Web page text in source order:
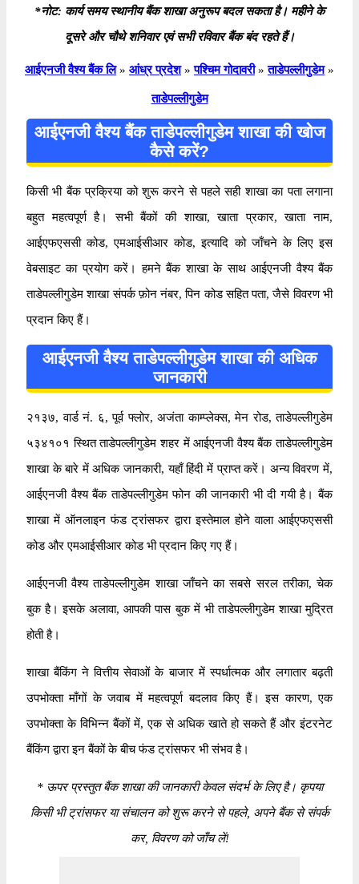
*नोट: कार्य समय स्थानीय बैंक शाखा अनुरूप बदल सकता है। महीने के
दूसरे और चौथे शनिवार एवं सभी रविवार बैंक बंद रहते हैं।
आईएनजी वैश्य बैंक लि » आंध्र प्रदेश » पश्चिम गोदावरी » ताडेपल्लीगुडेम »
ताडेपल्लीगुडेम
आईएनजी वैश्य बैंक ताडेपल्लीगुडेम शाखा की खोज
कैसे करें?
किसी भी बैंक प्रक्रिया को शुरू करने से पहले सही शाखा का पता लगाना
बहुत महत्वपूर्ण है। सभी बैंकों की शाखा, खाता प्रकार, खाता नाम,
आईएफएससी कोड, एमआईसीआर कोड, इत्यादि को जाँचने के लिए इस
वेबसाइट का प्रयोग करें। हमने बैंक शाखा के साथ आईएनजी वैश्य बैंक
ताडेपल्लीगुडेम शाखा संपर्क फ़ोन नंबर, पिन कोड सहित पता, जैसे विवरण भी
प्रदान किए हैं।
आईएनजी वैश्य ताडेपल्लीगुडेम शाखा की अधिक
जानकारी
२१३७, वार्ड नं. ६, पूर्व फ्लोर, अजंता काम्प्लेक्स, मेन रोड, ताडेपल्लीगुडेम
५३४१०१ स्थित ताडेपल्लीगुडेम शहर में आईएनजी वैश्य बैंक ताडेपल्लीगुडेम
शाखा के बारे में अधिक जानकारी, यहाँ हिंदी में प्राप्त करें। अन्य विवरण में,
आईएनजी वैश्य बैंक ताडेपल्लीगुडेम फोन की जानकारी भी दी गयी है। बैंक
शाखा में ऑनलाइन फंड ट्रांसफर द्वारा इस्तेमाल होने वाला आईएफएससी
कोड और एमआईसीआर कोड भी प्रदान किए गए हैं।
आईएनजी वैश्य ताडेपल्लीगुडेम शाखा जाँचने का सबसे सरल तरीका, चेक
बुक है। इसके अलावा, आपकी पास बुक में भी ताडेपल्लीगुडेम शाखा मुद्रित
होती है।
शाखा बैंकिंग ने वित्तीय सेवाओं के बाजार में स्पर्धात्मक और लगातार बढ़ती
उपभोक्ता माँगों के जवाब में महत्वपूर्ण बदलाव किए हैं। इस कारण, एक
उपभोक्ता के विभिन्न बैंकों में, एक से अधिक खाते हो सकते हैं और इंटरनेट
बैंकिंग द्वारा इन बैंकों के बीच फंड ट्रांसफर भी संभव है।
*ऊपर प्रस्तुत बैंक शाखा की जानकारी केवल संदर्भ के लिए है। कृपया
किसी भी ट्रांसफर या संचालन को शुरू करने से पहले, अपने बैंक से संपर्क
कर, विवरण को जाँच लें!